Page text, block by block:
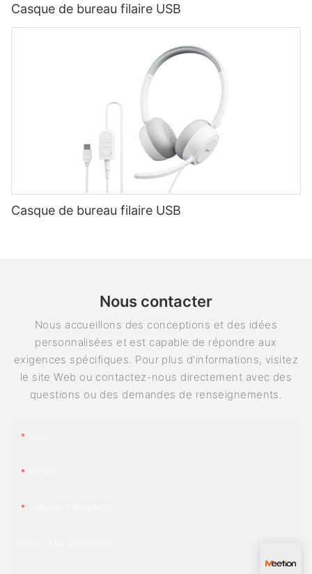
Casque de bureau filaire USB
Casque de bureau filaire USB
Nous contacter
Nous accueillons des conceptions et des idées
personnalisées et est capable de répondre aux
exigences spécifiques. Pour plus d'informations, visitez
le site Web ou contactez-nous directement avec des
questions ou des demandes de renseignements.